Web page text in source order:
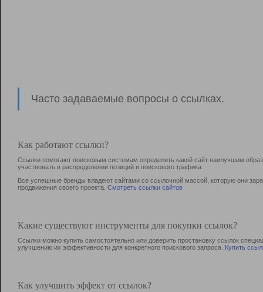
Часто задаваемые вопросы о ссылках.
Как работают ссылки?
Ссылки помогают поисковым системам определить какой сайт наилучшим
участвовать в раcпределении позиций и поискового трафика.
Все успешные бренды владеют сайтами со ссылочной массой, которую они
продвижения своего проекта. Смотреть ссылки сайтов
Какие существуют инструменты для покупки ссылок?
Ссылки можно купить самостоятельно или доверить простановку ссылок
улучшению их эффективности для конкретного поискового запроса. Купить
Как улучшить эффект от ссылок?